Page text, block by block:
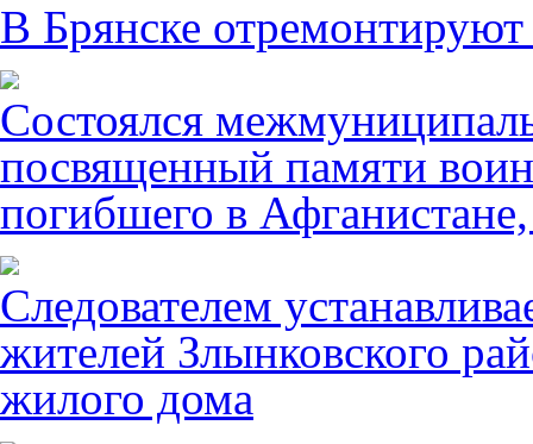
В Брянске
Состоялся
посвященный памяти
погибшего в
Следователем
жителей Злынковского
жилого дома